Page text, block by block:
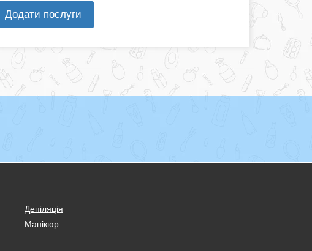
Додати послуги
Депіляція
Манікюр